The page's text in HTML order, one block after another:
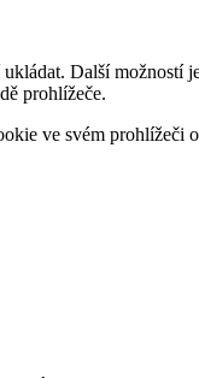
Další možností
prohlížeče.
ve svém prohlížeči